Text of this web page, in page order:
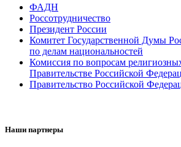
ФАДН
Россотрудничество
Президент России
Комитет Государственной Думы
по делам национальностей
Комиссия по вопросам
Правительстве Российской
Правительство Российской
Наши партнеры